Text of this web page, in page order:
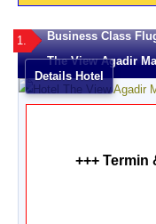
1.
Business Class
The View Agadir
Details Hotel
+++ Termin